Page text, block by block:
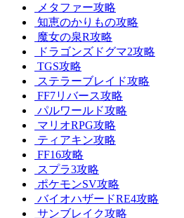
メタファー攻略
知恵のかりもの攻略
魔女の泉R攻略
ドラゴンズドグマ2攻略
TGS攻略
ステラーブレイド攻略
FF7リバース攻略
パルワールド攻略
マリオRPG攻略
ティアキン攻略
FF16攻略
スプラ3攻略
ポケモンSV攻略
バイオハザードRE4攻略
サンブレイク攻略